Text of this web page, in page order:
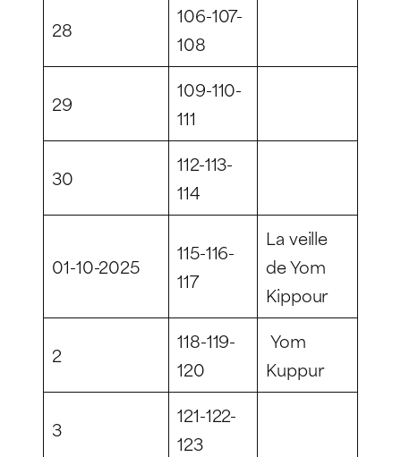
28
106-107-
108
29
109-110-
111
30
112-113-
114
01-10-2025
115-116-
117
La veille
de Yom
Kippour
2
118-119-
120
Yom
Kuppur
3
121-122-
123